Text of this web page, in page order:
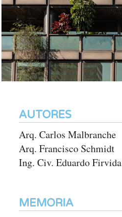
AUTORES
Arq. Carlos Malbranche
Arq. Francisco Schmidt
Ing. Civ. Eduardo Firvida
MEMORIA